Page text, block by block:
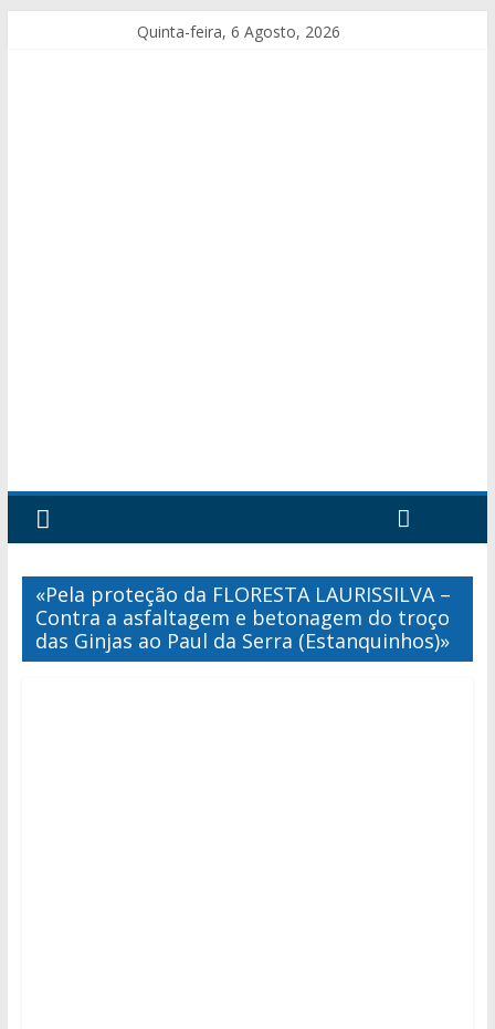
Quinta-feira, 6 Agosto, 2026
«Pela proteção da FLORESTA LAURISSILVA –
Contra a asfaltagem e betonagem do troço
das Ginjas ao Paul da Serra (Estanquinhos)»